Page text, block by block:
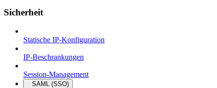
Sicherheit
Statische IP-Konfiguration
IP-Beschrankungen
Session-Management
SAML (SSO)